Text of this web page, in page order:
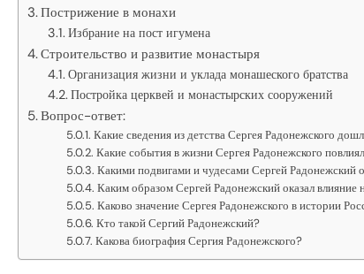
Пострижение в монахи
Избрание на пост игумена
Строительство и развитие монастыря
Организация жизни и уклада монашеского братства
Постройка церквей и монастырских сооружений
Вопрос-ответ:
Какие сведения из детства Сергея Радонежского
Какие события в жизни Сергея Радонежского
Какими подвигами и чудесами Сергей Радонежский
Каким образом Сергей Радонежский оказал влияние
Каково значение Сергея Радонежского в истории
Кто такой Сергий Радонежский?
Какова биография Сергия Радонежского?